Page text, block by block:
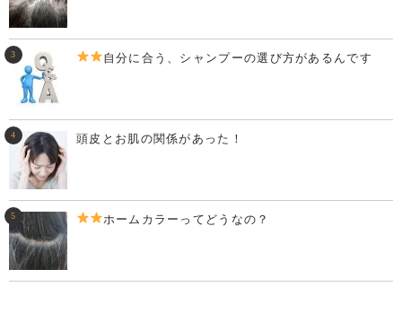
自分に合う、シャンプーの選び方があるんです
頭皮とお肌の関係があった！
ホームカラーってどうなの？